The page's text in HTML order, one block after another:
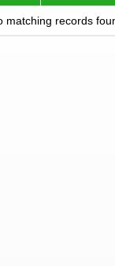
matching records